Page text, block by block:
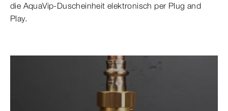
die AquaVip-Duscheinheit elektronisch per Plug and
Play.